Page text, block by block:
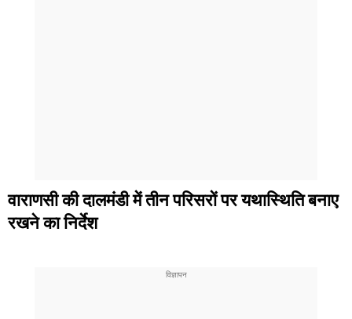
वाराणसी की दालमंडी में तीन परिसरों पर यथास्थिति बनाए
रखने का निर्देश